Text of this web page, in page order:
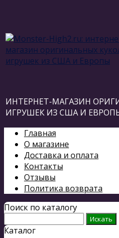
ИНТЕРНЕТ-МАГАЗИН
ИГРУШЕК ИЗ США И
Главная
О магазине
Доставка и оплата
Контакты
Отзывы
Политика возврата
Поиск по каталогу
Каталог